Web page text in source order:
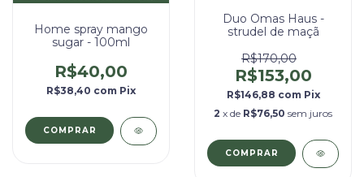
Home spray mango
sugar - 100ml
R$40,00
R$38,40 com Pix
Duo Omas Haus -
strudel de maçã
R$170,00
R$153,00
R$146,88 com Pix
2 x de R$76,50 sem juros